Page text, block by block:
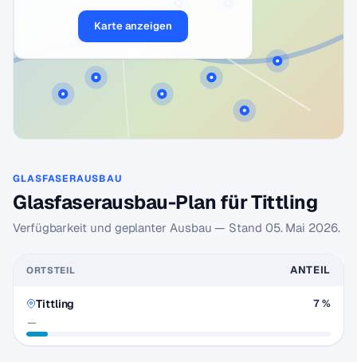
Karte anzeigen
GLASFASERAUSBAU
Glasfaserausbau-Plan für Tittling
Verfügbarkeit und geplanter Ausbau — Stand 05. Mai 2026.
ORTSTEIL ANTEIL
Tittling
—
7 %